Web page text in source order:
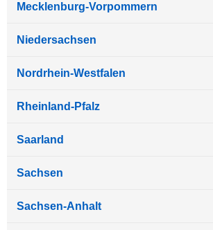
Mecklenburg-Vorpommern
Niedersachsen
Nordrhein-Westfalen
Rheinland-Pfalz
Saarland
Sachsen
Sachsen-Anhalt